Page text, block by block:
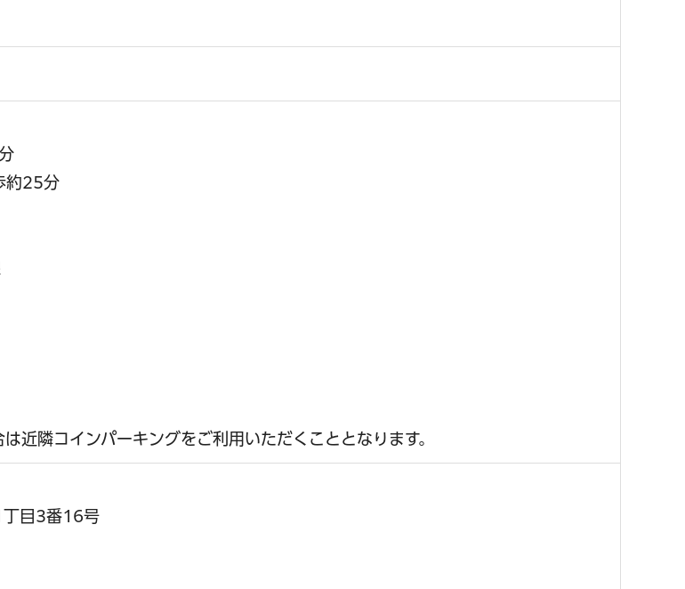
約25分
近隣コインパーキングをご利用いただくこととなります。
目3番16号